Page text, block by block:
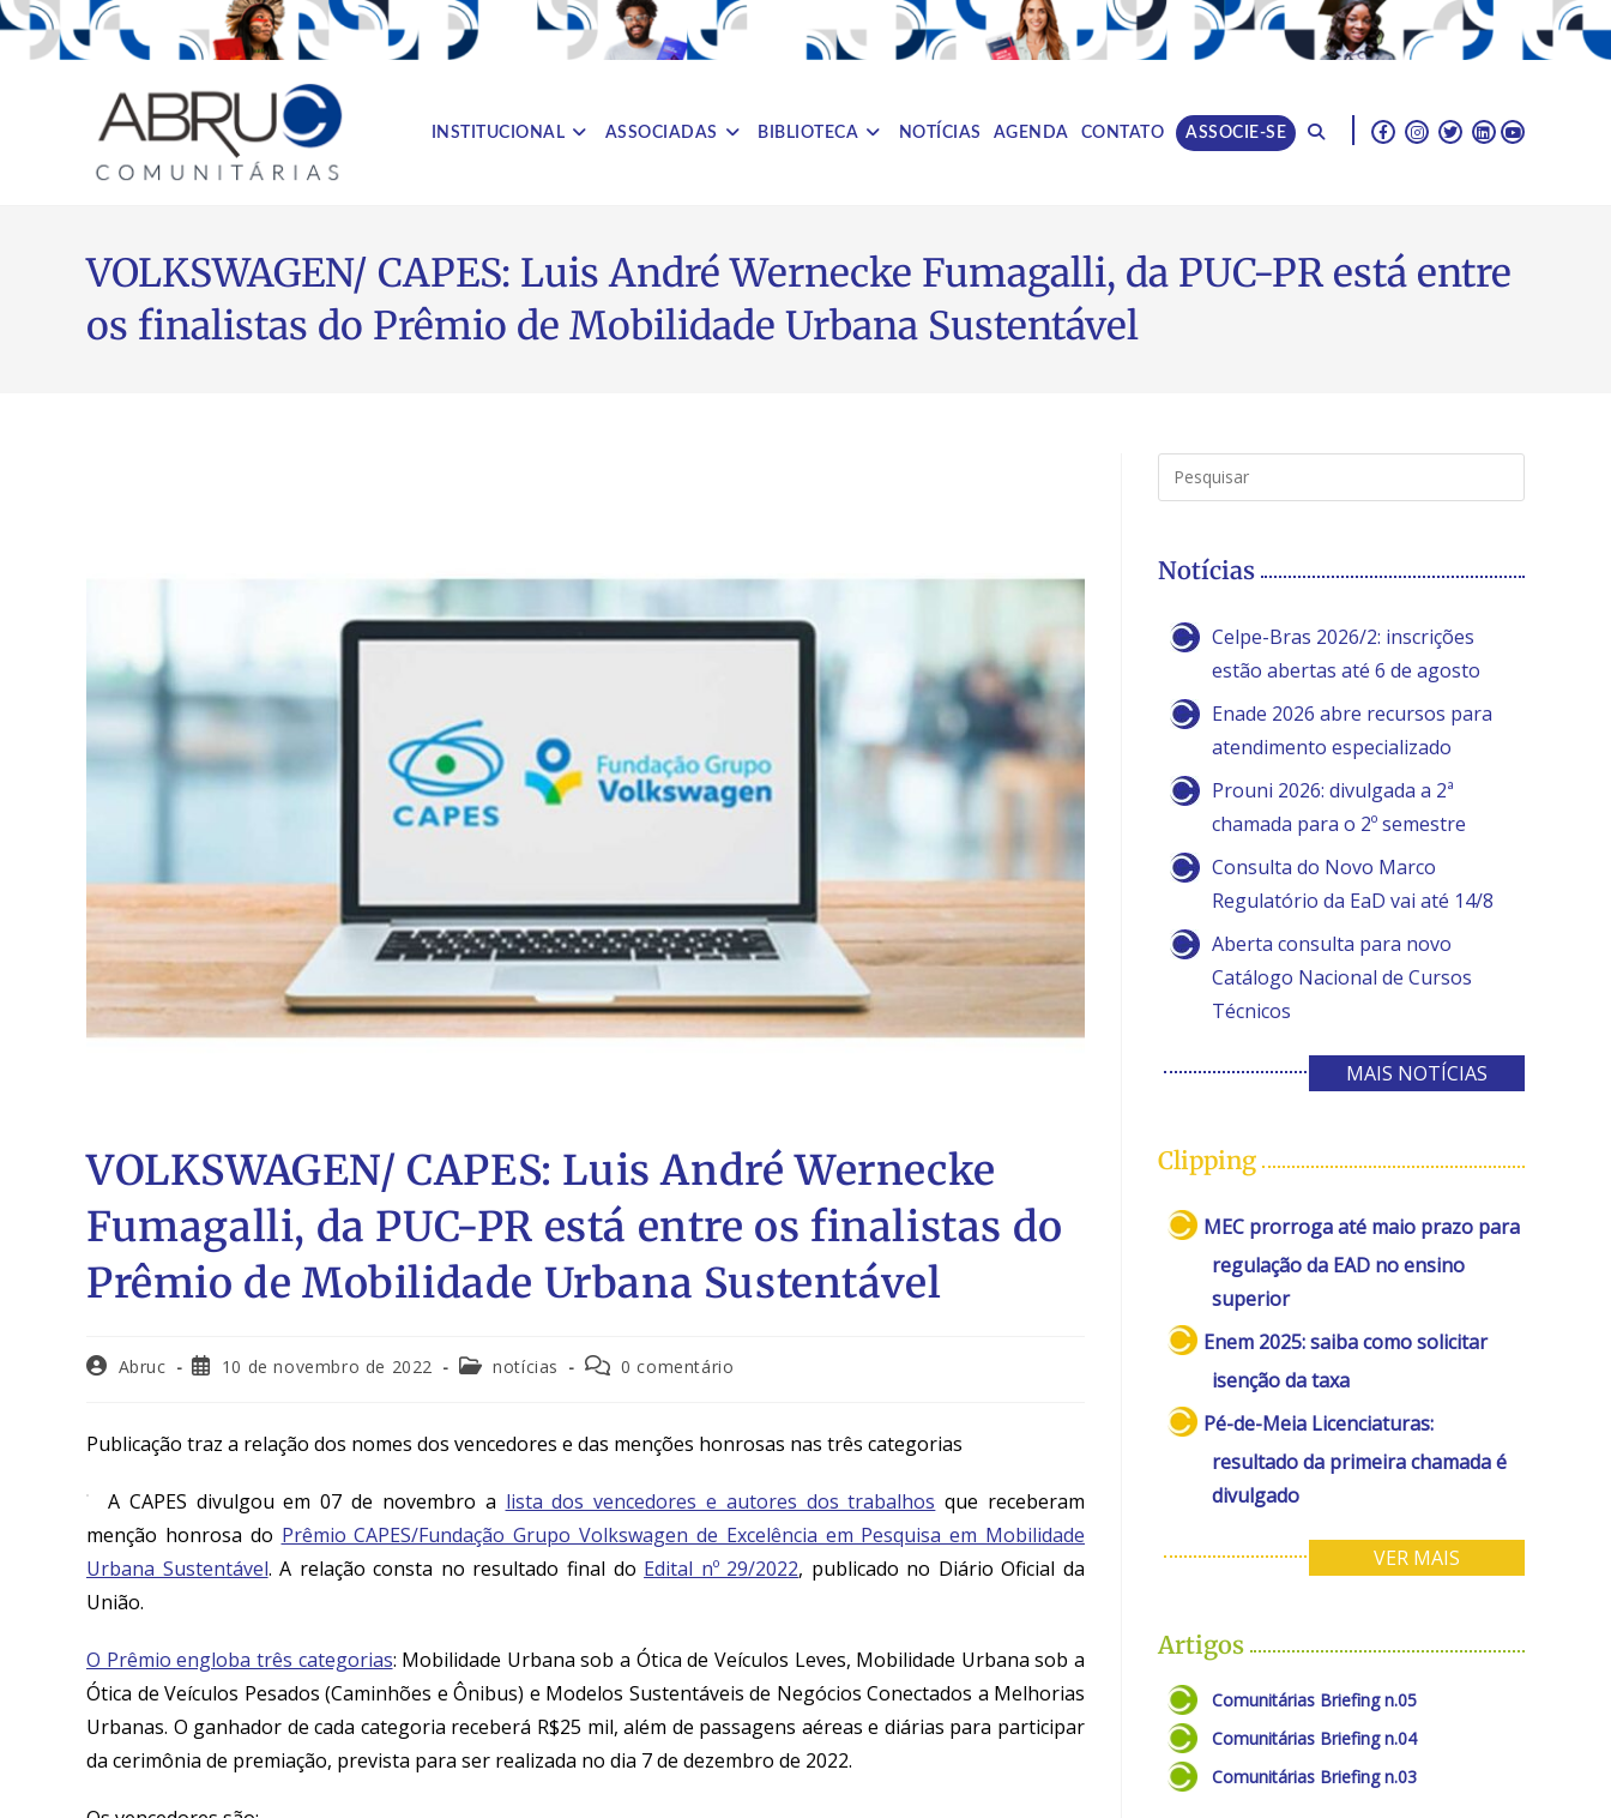
|
INSTITUCIONAL ASSOCIADAS BIBLIOTECA NOTÍCIAS AGENDA CONTATO ASSOCIE-SE
VOLKSWAGEN/ CAPES: Luis André Wernecke Fumagalli, da PUC-PR está entre
os finalistas do Prêmio de Mobilidade Urbana Sustentável
VOLKSWAGEN/ CAPES: Luis André Wernecke
Fumagalli, da PUC-PR está entre os finalistas do
Prêmio de Mobilidade Urbana Sustentável
Abruc 10 de novembro de 2022 notícias 0 comentário
Publicação traz a relação dos nomes dos vencedores e das menções honrosas nas três categorias
A CAPES divulgou em 07 de novembro a lista dos vencedores e autores dos trabalhos que receberam
menção honrosa do Prêmio CAPES/Fundação Grupo Volkswagen de Excelência em Pesquisa em Mobilidade
Urbana Sustentável. A relação consta no resultado final do Edital nº 29/2022, publicado no Diário Oficial da
União.
O Prêmio engloba três categorias: Mobilidade Urbana sob a Ótica de Veículos Leves, Mobilidade Urbana sob a
Ótica de Veículos Pesados (Caminhões e Ônibus) e Modelos Sustentáveis de Negócios Conectados a Melhorias
Urbanas. O ganhador de cada categoria receberá R$25 mil, além de passagens aéreas e diárias para participar
da cerimônia de premiação, prevista para ser realizada no dia 7 de dezembro de 2022.
Notícias
Celpe-Bras 2026/2: inscrições
estão abertas até 6 de agosto
Enade 2026 abre recursos para
atendimento especializado
Prouni 2026: divulgada a 2ª
chamada para o 2º semestre
Consulta do Novo Marco
Regulatório da EaD vai até 14/8
Aberta consulta para novo
Catálogo Nacional de Cursos
Técnicos
MAIS NOTÍCIAS
Clipping
MEC prorroga até maio prazo para
regulação da EAD no ensino
superior
Enem 2025: saiba como solicitar
isenção da taxa
Pé-de-Meia Licenciaturas:
resultado da primeira chamada é
divulgado
VER MAIS
Artigos
Comunitárias Briefing n.05
Comunitárias Briefing n.04
Comunitárias Briefing n.03